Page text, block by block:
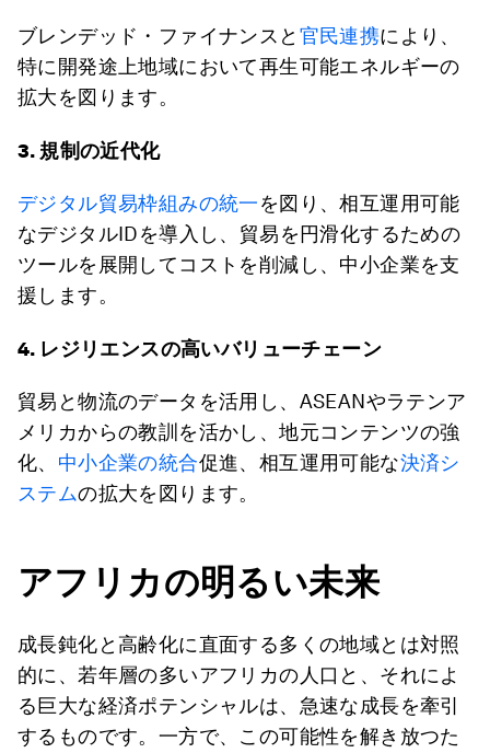
ブレンデッド・ファイナンスと 官民連携により、
特に開発途上地域において再生可能エネルギーの
拡大を図ります。
3. 規制の近代化
デジタル貿易枠組みの統一を図り、相互運用可能
なデジタルIDを導入し、貿易を円滑化するための
ツールを展開してコストを削減し、中小企業を支
援します。
4. レジリエンスの高いバリューチェーン
貿易と物流のデータを活用し、ASEANやラテンア
メリカからの教訓を活かし、地元コンテンツの強
化、 中小企業の統合促進、相互運用可能な決済シ
ステムの拡大を図ります。
アフリカの明るい未来
成長鈍化と高齢化に直面する多くの地域とは対照
的に、若年層の多いアフリカの人口と、それによ
る巨大な経済ポテンシャルは、急速な成長を牽引
するものです。一方で、この可能性を解き放つた